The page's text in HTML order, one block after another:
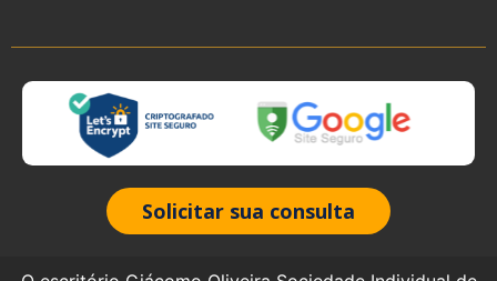
Solicitar sua consulta